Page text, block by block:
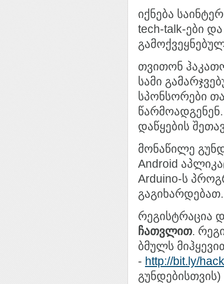
იქნება
tech-talk-ები
თვითონ
სამი
სპონსორები
წარმოადგენენ.
დაწყების
მონაწილე
Android
Arduino-ს
გაგიხარდებათ.
რეგისტრაცია
ჩათვლით.
ბმულს
- http://bit.ly/
გუნდებისთვის)